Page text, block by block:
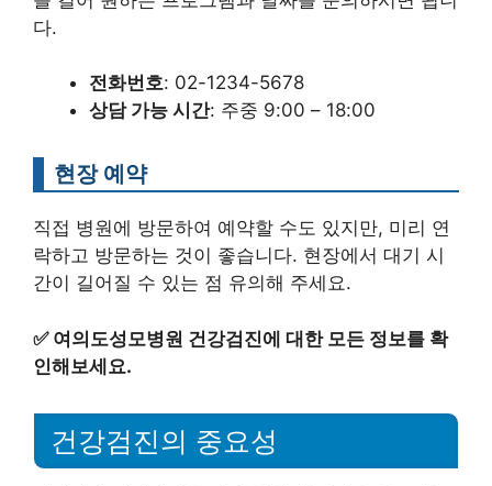
다.
전화번호: 02-1234-5678
상담 가능 시간: 주중 9:00 – 18:00
현장 예약
직접 병원에 방문하여 예약할 수도 있지만, 미리 연
락하고 방문하는 것이 좋습니다. 현장에서 대기 시
간이 길어질 수 있는 점 유의해 주세요.
✅ 여의도성모병원 건강검진에 대한 모든 정보를 확
인해보세요.
건강검진의 중요성